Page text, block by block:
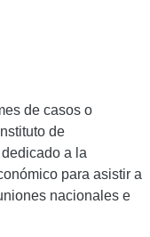
de casos o
de
a la
para asistir a
nacionales e